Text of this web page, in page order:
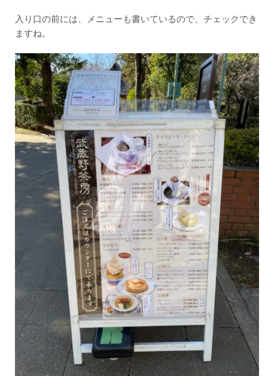
入り口の前には、メニューも書いているので、チェックでき
ますね。